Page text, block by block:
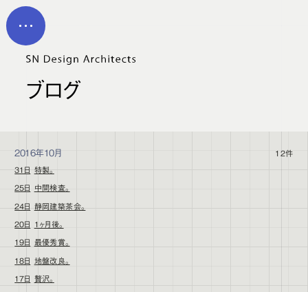
メイン コンテンツにスキップ
MEN
ブログ
2016年10月 12件
31日 特製。
25日 中間検査。
24日 静岡建築茶会。
20日 1ヶ月後。
19日 最優秀賞。
18日 地盤改良。
17日 贅沢。